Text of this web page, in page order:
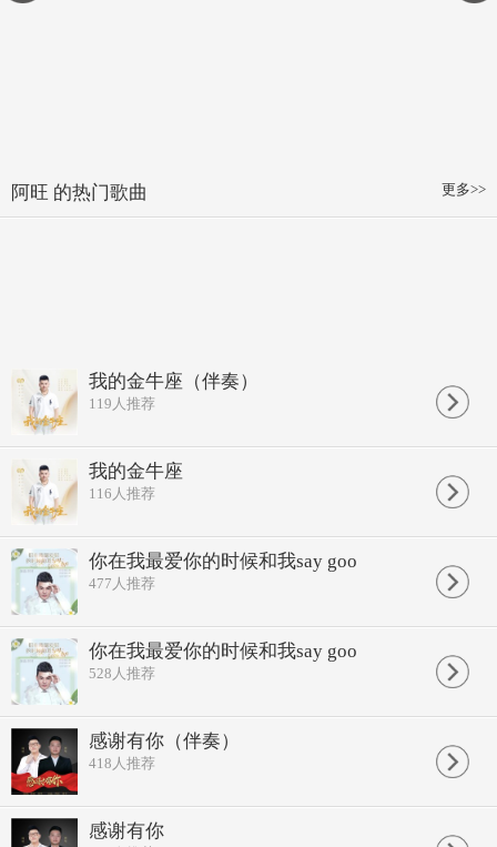
更多>>
阿旺 的热门歌曲
我的金牛座（伴奏）
119 人推荐
我的金牛座
116 人推荐
你在我最爱你的时候和我say goo
477 人推荐
你在我最爱你的时候和我say goo
528 人推荐
感谢有你（伴奏）
418 人推荐
感谢有你